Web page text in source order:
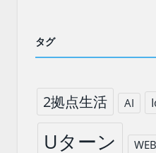
タグ
2拠点生活 AI
Uターン